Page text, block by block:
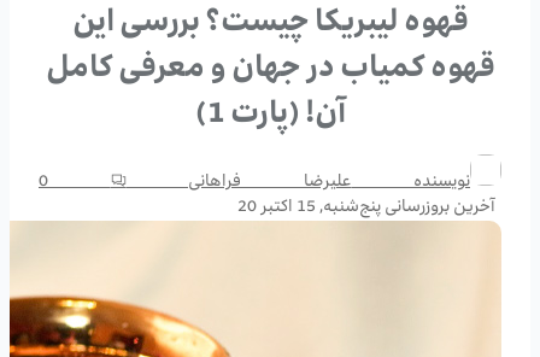
قهوه لیبریکا چیست؟ بررسی این
قهوه کمیاب در جهان و معرفی کامل
آن! (پارت 1)
نویسندهعلیرضا فراهانی
0
آخرین بروزرسانیپنج‌شنبه, 15 اکتبر 20